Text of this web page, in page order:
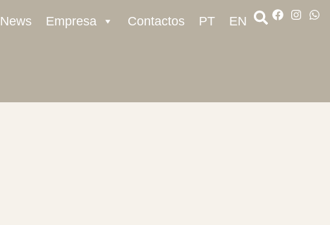
News Empresa Contactos PT EN